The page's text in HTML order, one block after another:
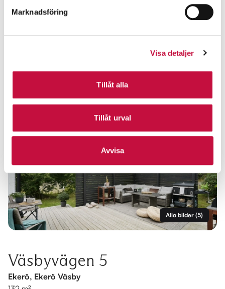
Marknadsföring
Visa detaljer
Tillåt alla
Tillåt urval
Avvisa
Alla bilder (5)
Väsbyvägen 5
Ekerö, Ekerö Väsby